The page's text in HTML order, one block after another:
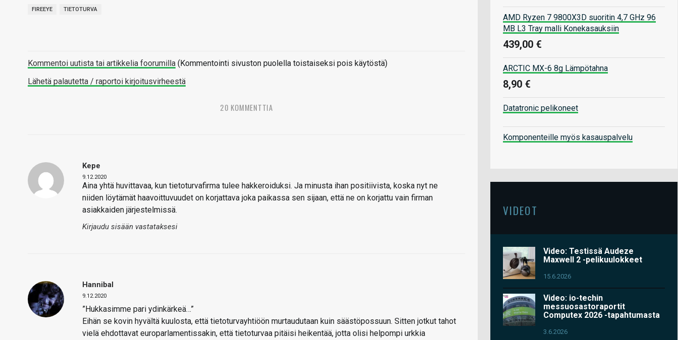
FIREEYE TIETOTURVA
Kommentoi uutista tai artikkelia foorumilla (Kommentointi sivuston puolella toistaiseksi pois käytöstä)
Lähetä palautetta / raportoi kirjoitusvirheestä
20 KOMMENTTIA
Kepe
9.12.2020
Aina yhtä huvittavaa, kun tietoturvafirma tulee hakkeroiduksi. Ja minusta ihan positiivista, koska nyt ne
niiden löytämät haavoittuvuudet on korjattava joka paikassa sen sijaan, että ne on korjattu vain firman
asiakkaiden järjestelmissä.
Kirjaudu sisään vastataksesi
Hannibal
9.12.2020
”Hukkasimme pari ydinkärkeä…”
Eihän se kovin hyvältä kuulosta, että tietoturvayhtiöön murtaudutaan kuin säästöpossuun. Sitten jotkut tahot
vielä ehdottavat europarlamentissakin, että tietoturvaa pitäisi heikentää, jotta olisi helpompi urkkia
AMD Ryzen 7 9800X3D suoritin 4,7 GHz 96
MB L3 Tray malli Konekasauksiin
439,00 €
ARCTIC MX-6 8g Lämpötahna
8,90 €
Datatronic pelikoneet
Komponenteille myös kasauspalvelu
VIDEOT
Video: Testissä Audeze
Maxwell 2 -pelikuulokkeet
15.6.2026
Video: io-techin
messuosastoraportit
Computex 2026 -tapahtumasta
3.6.2026